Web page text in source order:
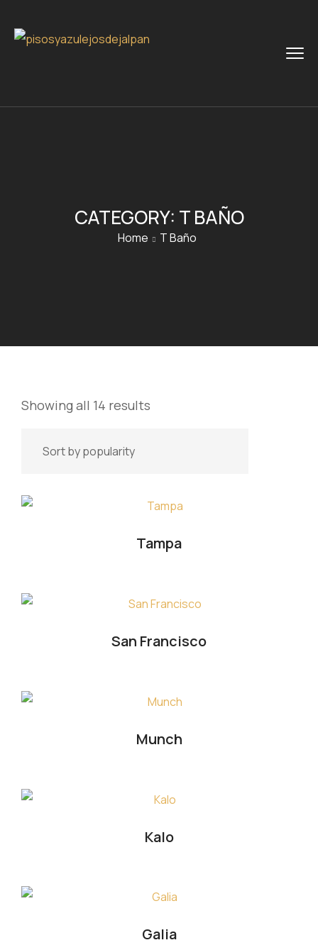
CATEGORY: T BAÑO
Home T Baño
Showing all 14 results
Tampa
San Francisco
Munch
Kalo
Galia